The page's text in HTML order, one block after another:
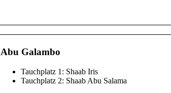
Abu Galambo
Tauchplatz 1: Shaab Iris
Tauchplatz 2: Shaab Abu Salama